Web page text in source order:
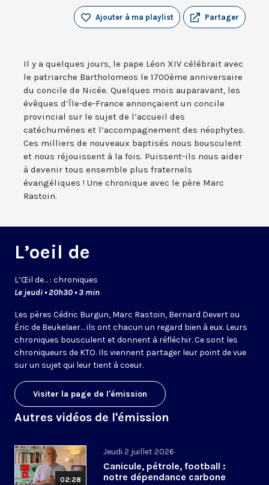
Partager
Ajouter à ma playlist
Il y a quelques jours, le pape Léon XIV célébrait avec
le patriarche Bartholomeos le 1700ème anniversaire
du concile de Nicée. Quelques mois auparavant, les
évêques d’Île-de-France annonçaient un concile
provincial sur le sujet de l’accueil des
catéchumènes et l’accompagnement des néophytes.
Ces milliers de nouveaux baptisés nous bousculent
et nous réjouissent à la fois. Puissent-ils nous aider
à devenir tous ensemble plus fraternels
évangéliques ! Une chronique avec le père Marc
Rastoin.
L’oeil de
L’Œil de… : chroniques
Le jeudi • 20h30 • 3 min
Les pères Cédric Burgun, Marc Rastoin, Bernard Devert ou
Éric de Beukelaer… ils ont chacun un regard bien à eux. Leurs
chroniques bousculent et donnent à réfléchir. Ce sont les
chroniqueurs de KTO. Ils viennent partager leur point de vue
sur un sujet qui leur tient à coeur.
Visiter la page de l'émission
Autres vidéos de l'émission
02:28
Jeudi 2 juillet 2026
Canicule, pétrole, football :
notre dépendance carbone